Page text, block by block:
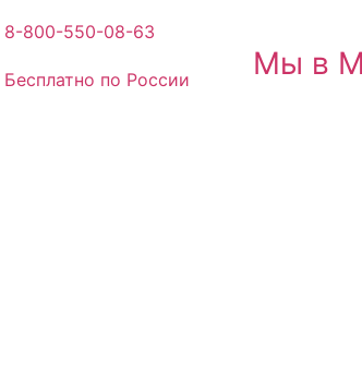
8-800-550-08-63
Бесплатно по России Мы в